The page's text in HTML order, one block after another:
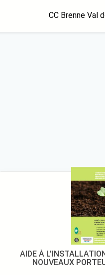
CC Brenne Val
AIDE À
NOUVEAUX